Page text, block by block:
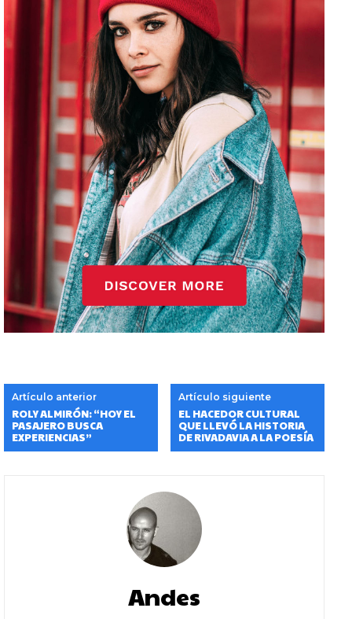
Artículo anterior
ROLY ALMIRÓN: “HOY EL
PASAJERO BUSCA
EXPERIENCIAS”
Artículo siguiente
EL HACEDOR CULTURAL
QUE LLEVÓ LA HISTORIA
DE RIVADAVIA A LA POESÍA
Andes